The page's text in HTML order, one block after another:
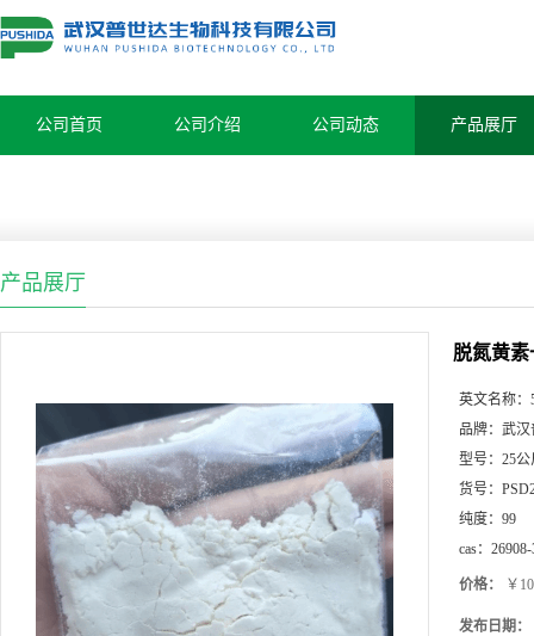
公司首页 公司介绍 公司动态 产品展厅
产品展厅
脱氮黄素
英文名称：
品牌： 武汉
型号： 25公
货号：
纯度： 99
cas：
价格： ￥
发布日期：